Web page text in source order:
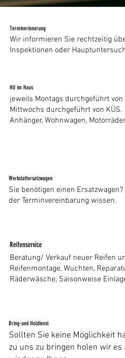
Terminerinnerung
Wir informieren Sie rechtzeitig
Inspektionen oder
HU im Haus
jeweils Montags durchgeführt von
Mittwochs durchgeführt von KÜS.
Anhänger, Wohnwagen,
Werkstattersatzwagen
Sie benötigen einen
der Terminvereinbarung wissen.
Bring-und Holdienst
Sollten Sie keine Möglichkeit
zu uns zu bringen holen wir es
Reifenservice
Beratung/ Verkauf neuer Reifen
Reifenmontage, Wuchten,
Räderwäsche, Saisonweise